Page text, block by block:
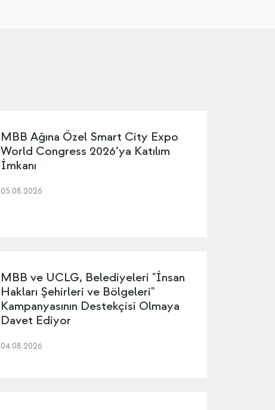
MBB Ağına Özel Smart City Expo
World Congress 2026’ya Katılım
İmkanı
05.08.2026
MBB ve UCLG, Belediyeleri "İnsan
Hakları Şehirleri ve Bölgeleri"
Kampanyasının Destekçisi Olmaya
Davet Ediyor
04.08.2026